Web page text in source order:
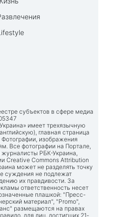
субъектов в сфере медиа
имеет трехязычную
главная страница
Фотографии, изображения
Все фотографии на Портале,
РБК-Украина,
Creative Commons Attribution
может не разделять точку
суждения не подлежат
их правдивости. За
ответственность несет
плашкой: "Пресс-
материал", "Promo",
размещаются на правах
для лиц, достигших 21-